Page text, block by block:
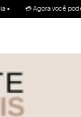
💳 Agora você pode